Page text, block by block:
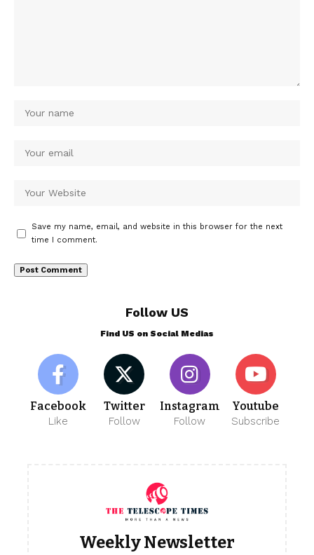
Save my name, email, and website in this browser for the next
time I comment.
Follow US
Find US on Social Medias
Facebook
Like
Twitter
Follow
Instagram
Follow
Youtube
Subscribe
Weekly Newsletter